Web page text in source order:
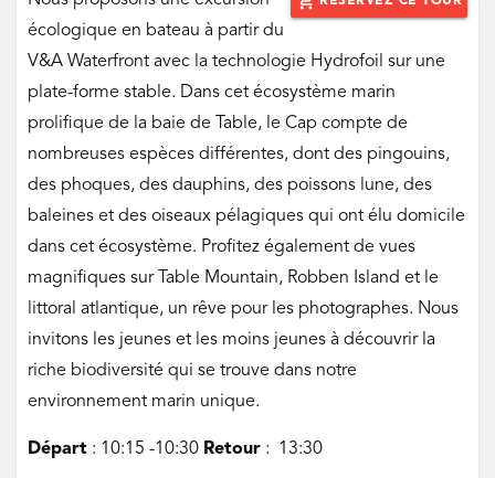
écologique en bateau à partir du
V&A Waterfront avec la technologie Hydrofoil sur une
plate-forme stable. Dans cet écosystème marin
prolifique de la baie de Table, le Cap compte de
nombreuses espèces différentes, dont des pingouins,
des phoques, des dauphins, des poissons lune, des
baleines et des oiseaux pélagiques qui ont élu domicile
dans cet écosystème. Profitez également de vues
magnifiques sur Table Mountain, Robben Island et le
littoral atlantique, un rêve pour les photographes. Nous
invitons les jeunes et les moins jeunes à découvrir la
riche biodiversité qui se trouve dans notre
environnement marin unique.
Départ : 10:15 -10:30 Retour : 13:30